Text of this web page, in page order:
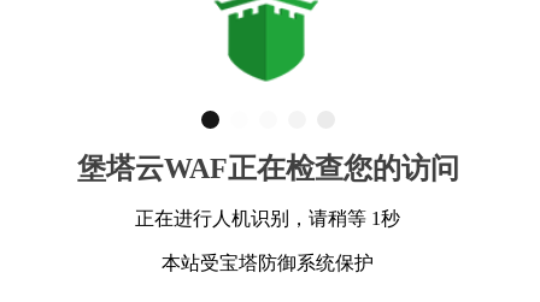
堡塔云WAF正在检查您的访问
正在进行人机识别，请稍等 1秒
本站受宝塔防御系统保护